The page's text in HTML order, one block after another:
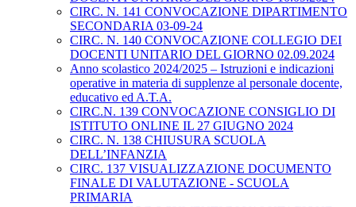
CIRC. N. 141 CONVOCAZIONE DIPARTIMENTO
SECONDARIA 03-09-24
CIRC. N. 140 CONVOCAZIONE COLLEGIO DEI
DOCENTI UNITARIO DEL GIORNO 02.09.2024
Anno scolastico 2024/2025 – Istruzioni e indicazioni
operative in materia di supplenze al personale docente,
educativo ed A.T.A.
CIRC.N. 139 CONVOCAZIONE CONSIGLIO DI
ISTITUTO ONLINE IL 27 GIUGNO 2024
CIRC. N. 138 CHIUSURA SCUOLA
DELL’INFANZIA
CIRC. 137 VISUALIZZAZIONE DOCUMENTO
FINALE DI VALUTAZIONE - SCUOLA
PRIMARIA